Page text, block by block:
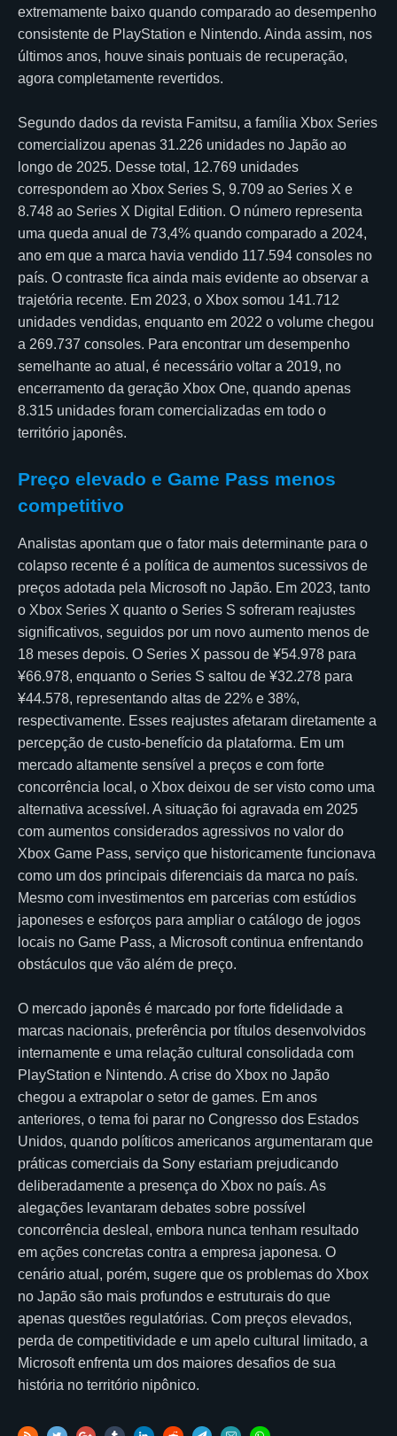
extremamente baixo quando comparado ao desempenho
consistente de PlayStation e Nintendo. Ainda assim, nos
últimos anos, houve sinais pontuais de recuperação,
agora completamente revertidos.
Segundo dados da revista Famitsu, a família Xbox Series
comercializou apenas 31.226 unidades no Japão ao
longo de 2025. Desse total, 12.769 unidades
correspondem ao Xbox Series S, 9.709 ao Series X e
8.748 ao Series X Digital Edition. O número representa
uma queda anual de 73,4% quando comparado a 2024,
ano em que a marca havia vendido 117.594 consoles no
país. O contraste fica ainda mais evidente ao observar a
trajetória recente. Em 2023, o Xbox somou 141.712
unidades vendidas, enquanto em 2022 o volume chegou
a 269.737 consoles. Para encontrar um desempenho
semelhante ao atual, é necessário voltar a 2019, no
encerramento da geração Xbox One, quando apenas
8.315 unidades foram comercializadas em todo o
território japonês.
Preço elevado e Game Pass menos
competitivo
Analistas apontam que o fator mais determinante para o
colapso recente é a política de aumentos sucessivos de
preços adotada pela Microsoft no Japão. Em 2023, tanto
o Xbox Series X quanto o Series S sofreram reajustes
significativos, seguidos por um novo aumento menos de
18 meses depois. O Series X passou de ¥54.978 para
¥66.978, enquanto o Series S saltou de ¥32.278 para
¥44.578, representando altas de 22% e 38%,
respectivamente. Esses reajustes afetaram diretamente a
percepção de custo-benefício da plataforma. Em um
mercado altamente sensível a preços e com forte
concorrência local, o Xbox deixou de ser visto como uma
alternativa acessível. A situação foi agravada em 2025
com aumentos considerados agressivos no valor do
Xbox Game Pass, serviço que historicamente funcionava
como um dos principais diferenciais da marca no país.
Mesmo com investimentos em parcerias com estúdios
japoneses e esforços para ampliar o catálogo de jogos
locais no Game Pass, a Microsoft continua enfrentando
obstáculos que vão além de preço.
O mercado japonês é marcado por forte fidelidade a
marcas nacionais, preferência por títulos desenvolvidos
internamente e uma relação cultural consolidada com
PlayStation e Nintendo. A crise do Xbox no Japão
chegou a extrapolar o setor de games. Em anos
anteriores, o tema foi parar no Congresso dos Estados
Unidos, quando políticos americanos argumentaram que
práticas comerciais da Sony estariam prejudicando
deliberadamente a presença do Xbox no país. As
alegações levantaram debates sobre possível
concorrência desleal, embora nunca tenham resultado
em ações concretas contra a empresa japonesa. O
cenário atual, porém, sugere que os problemas do Xbox
no Japão são mais profundos e estruturais do que
apenas questões regulatórias. Com preços elevados,
perda de competitividade e um apelo cultural limitado, a
Microsoft enfrenta um dos maiores desafios de sua
história no território nipônico.